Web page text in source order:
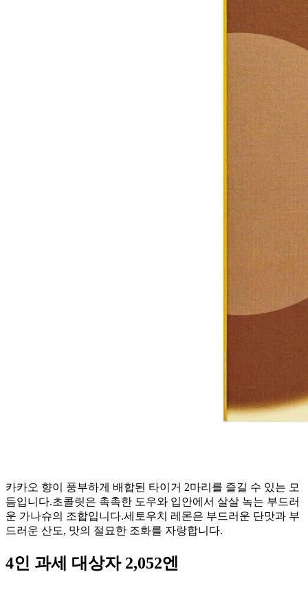
카카오 향이 풍부하게 배합된 타이거 2마리를 즐길 수 있는 모
듬입니다.초콜릿은 촉촉한 도우와 입안에서 살살 녹는 부드러
운 가나슈의 조합입니다.세토우치 레몬은 부드러운 단맛과 부
드러운 산도, 맛의 절묘한 조화를 자랑합니다.
4인 과세 대상자 2,052엔